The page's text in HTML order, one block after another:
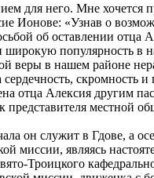
для него. Мне
Ионове: «Узнав о
об оставлении
популярность в
в нашем районе
скромность и
отца Алексия другим
местной
он служит в Гдове, а
миссии, являясь
Троицкого